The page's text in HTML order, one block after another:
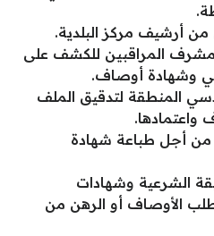
أرشيف مركز البلدية.
المراقبين للكشف على
وشهادة أوصاف.
المنطقة لتدقيق الملف
واعتمادها.
من أجل طباعة شهادة
الشرعية وشهادات
الأوصاف أو الرهن من